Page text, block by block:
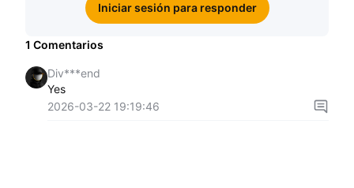
Iniciar sesión para responder
1 Comentarios
Div***end
Yes
2026-03-22 19:19:46